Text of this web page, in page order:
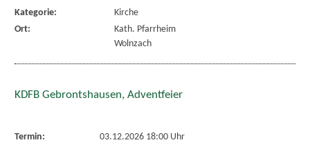
Kategorie:
Kirche
Ort:
Kath. Pfarrheim
Wolnzach
KDFB Gebrontshausen, Adventfeier
Termin:
03.12.2026 18:00 Uhr